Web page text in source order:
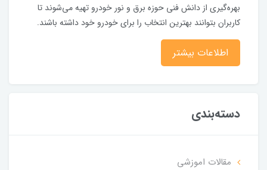
بهره‌گیری از دانش فنی حوزه برق و نور خودرو تهیه می‌شوند تا
کاربران بتوانند بهترین انتخاب را برای خودرو خود داشته باشند.
اطلاعات بیشتر
دسته‌بندی
مقالات اموزشی